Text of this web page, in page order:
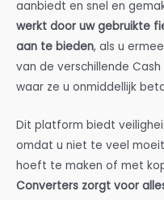
aanbiedt en snel en
werkt door uw gebruikte
aan te bieden, als u
van de verschillende
waar ze u onmiddellijk
Dit platform biedt
omdat u niet te veel
hoeft te maken of met
Converters zorgt voor